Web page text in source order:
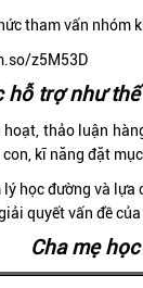
tham vấn nhóm
z5M53D
trợ như
thảo luận
kĩ năng đặt
học đường và
quyết vấn đề
Cha mẹ